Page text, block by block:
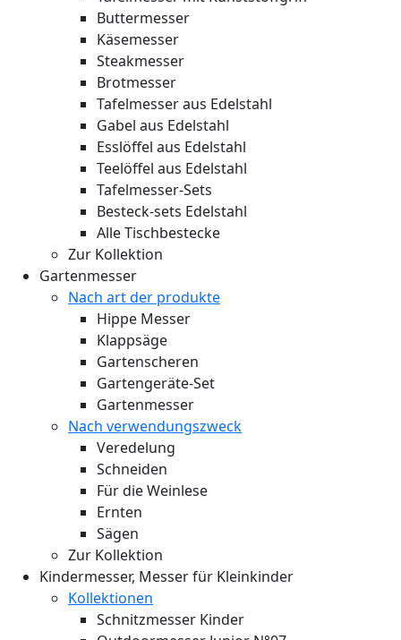
Buttermesser
Käsemesser
Steakmesser
Brotmesser
Tafelmesser aus Edelstahl
Gabel aus Edelstahl
Esslöffel aus Edelstahl
Teelöffel aus Edelstahl
Tafelmesser-Sets
Besteck-sets Edelstahl
Alle Tischbestecke
Zur Kollektion
Gartenmesser
Nach art der produkte
Hippe Messer
Klappsäge
Gartenscheren
Gartengeräte-Set
Gartenmesser
Nach verwendungszweck
Veredelung
Schneiden
Für die Weinlese
Ernten
Sägen
Zur Kollektion
Kindermesser, Messer für Kleinkinder
Kollektionen
Schnitzmesser Kinder